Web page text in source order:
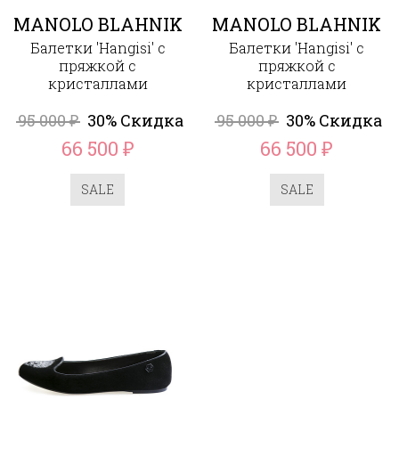
MANOLO BLAHNIK
Балетки 'Hangisi' с
пряжкой с
кристаллами
95 000₽ 30% Скидка
66 500 ₽
SALE
MANOLO BLAHNIK
Балетки 'Hangisi' с
пряжкой с
кристаллами
95 000₽ 30% Скидка
66 500₽
SALE